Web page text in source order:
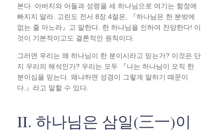
본다. 아버지와 아들과 성령을 세 하나님으로 여기는 함정에
빠지지 말라. 고린도 전서 8장 4절은, 『하나님은 한 분밖에
없는 줄 아노라』고 말한다. 한 하나님을 인하여 찬양한다! 이
것이 기본적이고도 결론적인 원칙이다.
그러면 우리는 왜 하나님이 한 분이시라고 믿는가? 이것은 단
지 우리의 해석인가? 우리는 모두 『나는 하나님이 오직 한
분이심을 믿는다. 왜냐하면 성경이 그렇게 말하기 때문이
다.』라고 말할 수 있다.
II. 하나님은 삼일(三一)이